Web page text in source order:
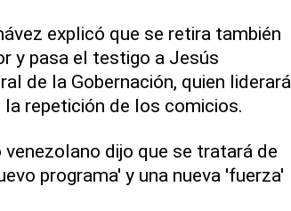
explicó que se retira también
y pasa el testigo a Jesús
de la Gobernación, quien liderará
repetición de los comicios.
dijo que se tratará de
programa' y una nueva 'fuerza'